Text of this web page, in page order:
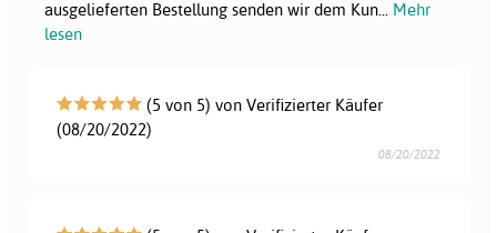
ausgelieferten Bestellung senden wir dem Kun... Mehr
lesen
(5 von 5) von Verifizierter Käufer
(08/20/2022)
08/20/2022